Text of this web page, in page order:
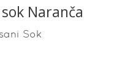
Naranča
Sok